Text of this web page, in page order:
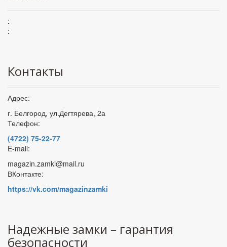
:
:
Контакты
Адрес:
г. Белгород, ул.Дегтярева, 2а
Телефон:
(4722) 75-22-77
E-mail:
magazin.zamki@mail.ru
ВКонтакте:
https://vk.com/magazinzamki
Надежные замки – гарантия
безопасности